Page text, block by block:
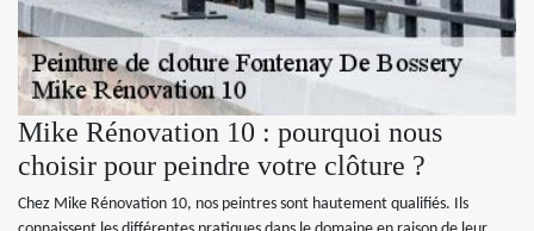
Mike Rénovation 10 : pourquoi nous
choisir pour peindre votre clôture ?
Chez Mike Rénovation 10, nos peintres sont hautement qualifiés. Ils